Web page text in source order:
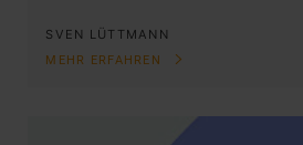
SVEN LÜTTMANN
MEHR ERFAHREN